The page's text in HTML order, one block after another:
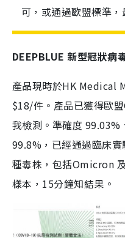
可，或通過歐盟標準
DEEPBLUE 新型冠狀病
產品現時於HK Medical
$18/件。產品已獲得歐
我檢測。準確度
99.8%，已經通過臨床
種毒株，包括Omicron
樣本，15分鐘知結果。